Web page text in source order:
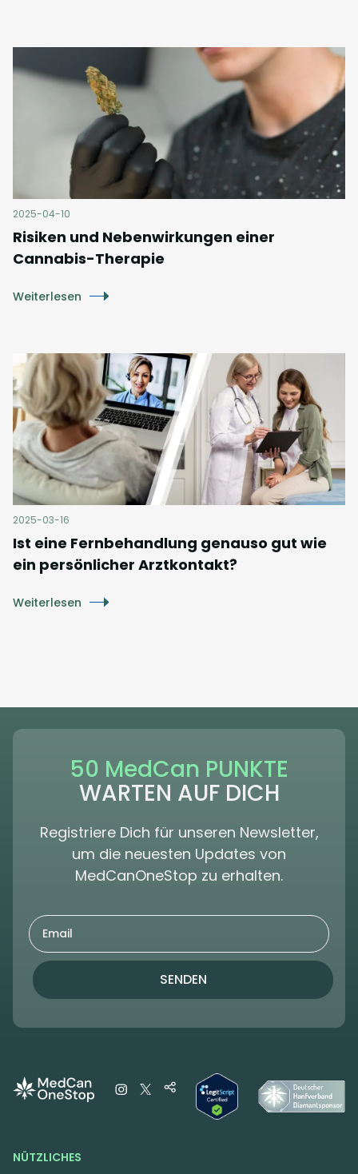
2025-04-10
Risiken und Nebenwirkungen einer
Cannabis-Therapie
Weiterlesen
2025-03-16
Ist eine Fernbehandlung genauso gut wie
ein persönlicher Arztkontakt?
Weiterlesen
50 MedCan PUNKTE
WARTEN AUF DICH
Registriere Dich für unseren Newsletter,
um die neuesten Updates von
MedCanOneStop zu erhalten.
SENDEN
NÜTZLICHES